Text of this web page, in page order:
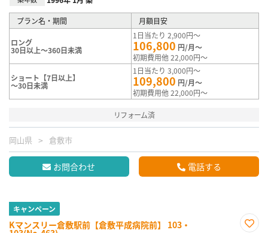
プラン名・期間 月額目安
ロング
30日以上～360日未満
1日当たり 2,900円～
106,800 円/月～
初期費用他 22,000円～
ショート【7日以上】
～30日未満
1日当たり 3,000円～
109,800 円/月～
初期費用他 22,000円～
リフォーム済
岡山県 倉敷市
お問合わせ 電話する
キャンペーン
Kマンスリー倉敷駅前【倉敷平成病院前】 103・